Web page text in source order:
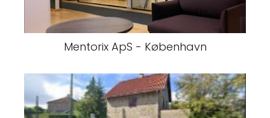
Mentorix ApS - København